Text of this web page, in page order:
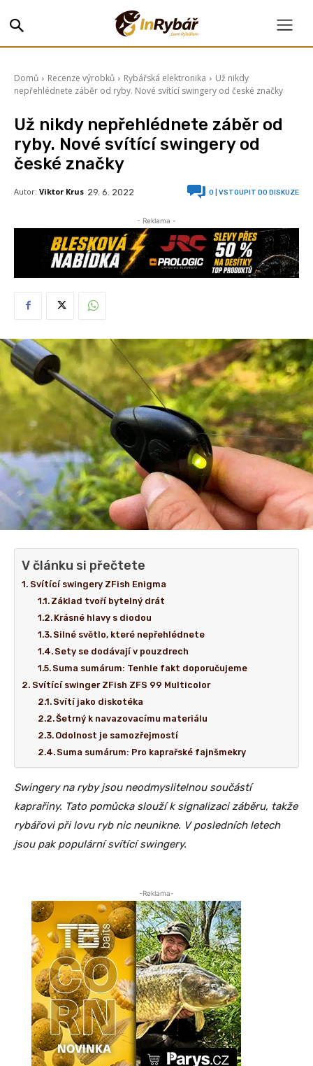
Domů Recenze výrobků Rybářská elektronika
Už nikdy
nepřehlédnete záběr od ryby. Nové svítící swingery od české značky
Už nikdy nepřehlédnete záběr od
ryby. Nové svítící swingery od
české značky
Autor: Viktor Krus 29. 6. 2022 0 | VSTOUPIT DO DISKUZE
- Reklama -
V článku si přečtete
Svítící swingery ZFish Enigma
Základ tvoří bytelný drát
Krásné hlavy s diodou
Silné světlo, které nepřehlédnete
Sety se dodávají v pouzdrech
Suma sumárum: Tenhle fakt doporučujeme
Svítící swinger ZFish ZFS 99 Multicolor
Svítí jako diskotéka
Šetrný k navazovacímu materiálu
Odolnost je samozřejmostí
Suma sumárum: Pro kaprařské fajnšmekry
Swingery na ryby jsou neodmyslitelnou součástí
kaprařiny. Tato pomůcka slouží k signalizaci záběru, takže
rybářovi při lovu ryb nic neunikne. V posledních letech
jsou pak populární svítící swingery.
-Reklama-